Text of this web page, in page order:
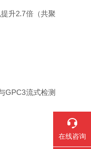
升2.7倍（共聚
GPC3流式检测
在线咨询